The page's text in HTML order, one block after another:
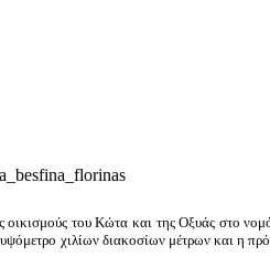
του Κώτα και της Οξυάς στο
χιλίων διακοσίων μέτρων και η